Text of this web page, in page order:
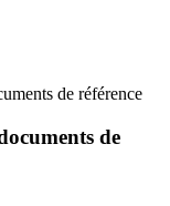
de référence
de